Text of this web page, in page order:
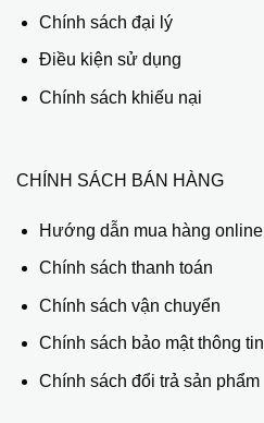
Chính sách đại lý
Điều kiện sử dụng
Chính sách khiếu nại
CHÍNH SÁCH BÁN HÀNG
Hướng dẫn mua hàng online
Chính sách thanh toán
Chính sách vận chuyển
Chính sách bảo mật thông tin
Chính sách đổi trả sản phẩm